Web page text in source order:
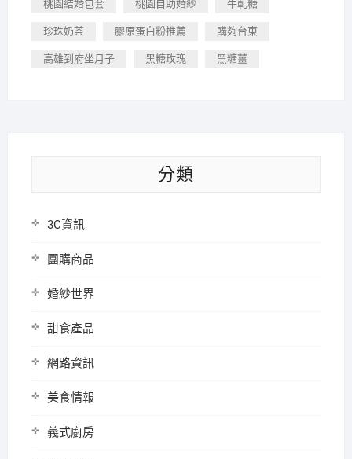
桃園結婚包套 桃園自助婚紗 牛軋糖
珍珠奶茶 膠原蛋白粉推薦 購夠台東
高雄到府坐月子 黑糖玫瑰 黑糖薑
分類
3C資訊
團購商品
婚紗世界
甜食產品
網路資訊
美食情報
義式廚房